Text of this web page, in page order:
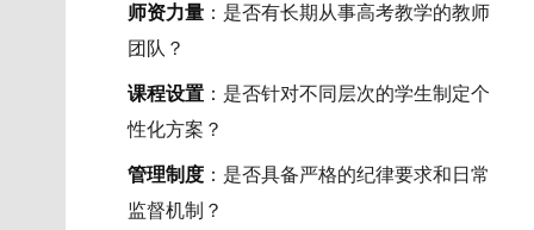
师资力量：是否有长期从事高考教学的教师
团队？
课程设置：是否针对不同层次的学生制定个
性化方案？
管理制度：是否具备严格的纪律要求和日常
监督机制？